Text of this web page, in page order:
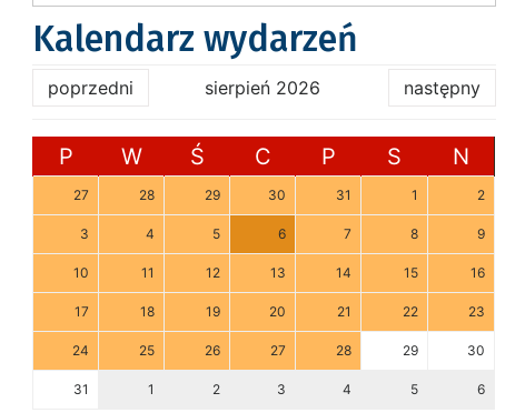
Kalendarz wydarzeń
poprzedni sierpień 2026 następny
P W Ś C P S N
27 28 29 30 31 1 2
3 4 5 6 7 8 9
10 11 12 13 14 15 16
17 18 19 20 21 22 23
24 25 26 27 28 29 30
31 1 2 3 4 5 6